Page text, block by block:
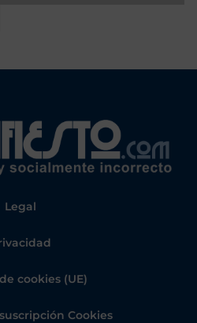
Legal
cookies (UE)
Cookies